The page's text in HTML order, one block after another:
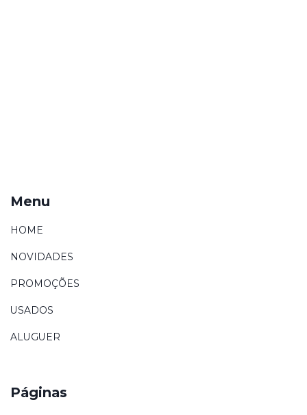
Menu
HOME
NOVIDADES
PROMOÇÕES
USADOS
ALUGUER
Páginas